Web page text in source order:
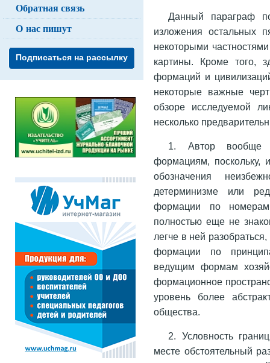
Данный параграф
изложения остальных
некоторыми
картины. Кроме того,
формаций и
некоторые важные
обзоре исследуемой
несколько
1. Автор вообще
формациям, поскольку,
обозначения
детерминизме или
формации по
полностью еще не
легче в ней
формации по
ведущим формам
формационное
уровень более
общества.
2. Условность
месте обстоятельный
Обратная связь
О нас пишут
Подписаться на рассылку